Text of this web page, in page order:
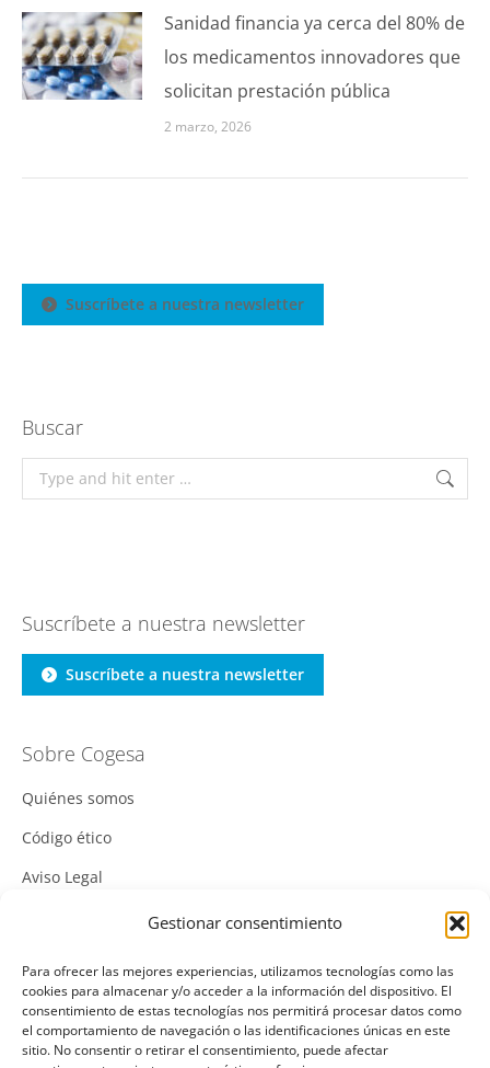
Gestionar consentimiento
Para ofrecer las mejores experiencias, utilizamos tecnologías como las
cookies para almacenar y/o acceder a la información del dispositivo. El
consentimiento de estas tecnologías nos permitirá procesar datos como
el comportamiento de navegación o las identificaciones únicas en este
sitio. No consentir o retirar el consentimiento, puede afectar
Sanidad financia ya cerca del 80% de
los medicamentos innovadores que
solicitan prestación pública
2 marzo, 2026
Suscríbete a nuestra newsletter
Buscar
Suscríbete a nuestra newsletter
Suscríbete a nuestra newsletter
Sobre Cogesa
Quiénes somos
Código ético
Aviso Legal
Política de Cookies
Política Integrada de Gestión
Política de Calidad